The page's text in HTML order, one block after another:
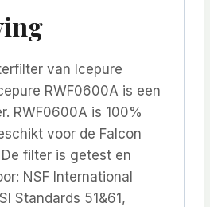
van Icepure
RWF0600A is een
RWF0600A is 100%
voor de Falcon
filter is getest en
NSF International
Standards 51&61,